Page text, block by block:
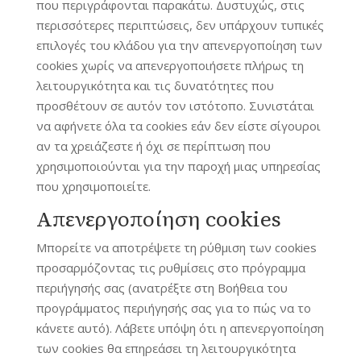
που περιγράφονται παρακάτω. Δυστυχώς, στις
περισσότερες περιπτώσεις, δεν υπάρχουν τυπικές
επιλογές του κλάδου για την απενεργοποίηση των
cookies χωρίς να απενεργοποιήσετε πλήρως τη
λειτουργικότητα και τις δυνατότητες που
προσθέτουν σε αυτόν τον ιστότοπο. Συνιστάται
να αφήνετε όλα τα cookies εάν δεν είστε σίγουροι
αν τα χρειάζεστε ή όχι σε περίπτωση που
χρησιμοποιούνται για την παροχή μιας υπηρεσίας
που χρησιμοποιείτε.
Απενεργοποίηση cookies
Μπορείτε να αποτρέψετε τη ρύθμιση των cookies
προσαρμόζοντας τις ρυθμίσεις στο πρόγραμμα
περιήγησής σας (ανατρέξτε στη Βοήθεια του
προγράμματος περιήγησής σας για το πώς να το
κάνετε αυτό). Λάβετε υπόψη ότι η απενεργοποίηση
των cookies θα επηρεάσει τη λειτουργικότητα